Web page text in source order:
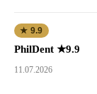
★ 9.9
PhilDent ★9.9
11.07.2026